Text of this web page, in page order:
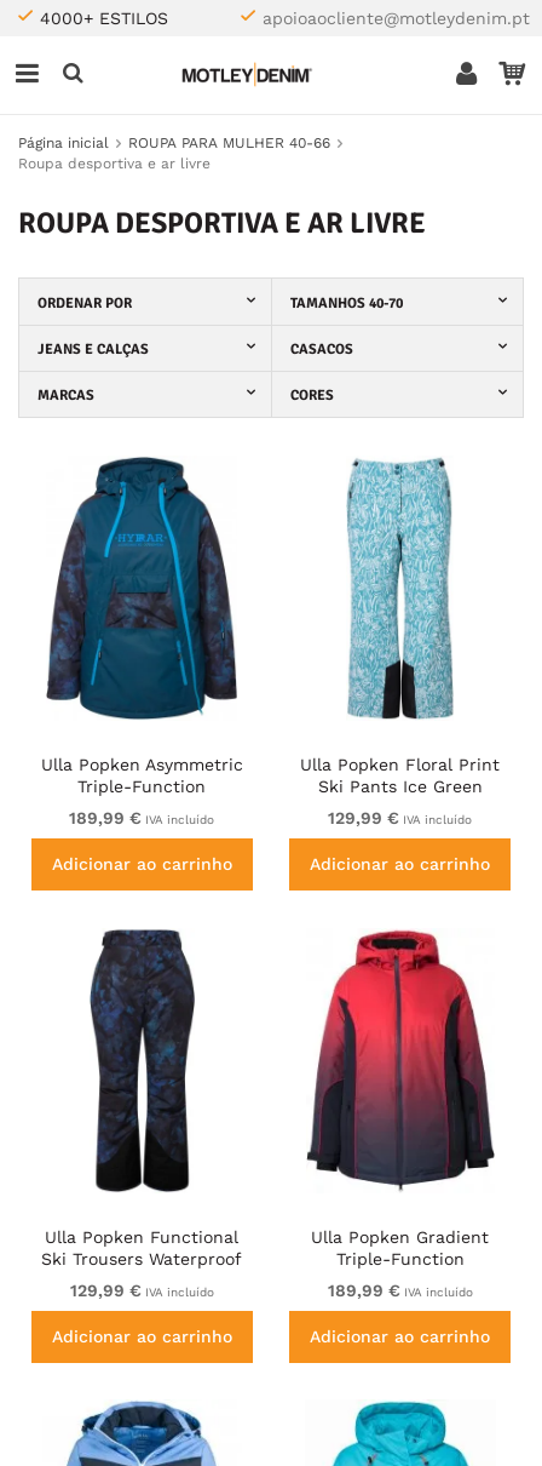
4000+ ESTILOS apoioaocliente@motleydenim.pt
Página inicial
ROUPA PARA MULHER 40-66
Roupa desportiva e ar livre
ROUPA DESPORTIVA E AR LIVRE
ORDENAR POR TAMANHOS 40-70
JEANS E CALÇAS CASACOS
MARCAS CORES
Ulla Popken Asymmetric
Triple-Function
Performance Ski Jacket
Teal
189,99 € IVA incluído
Adicionar ao carrinho
Ulla Popken Floral Print
Ski Pants Ice Green
129,99 € IVA incluído
Adicionar ao carrinho
Ulla Popken Functional
Ski Trousers Waterproof
Velcro Closure Navy
129,99 € IVA incluído
Adicionar ao carrinho
Ulla Popken Gradient
Triple-Function
Performance Ski Jacket
Navy
189,99 € IVA incluído
Adicionar ao carrinho